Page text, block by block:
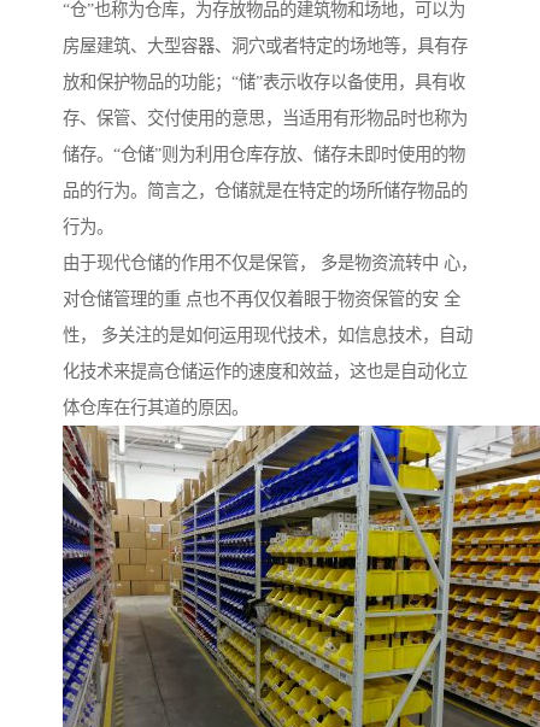
“仓”也称为仓库，为存放物品的建筑物和场地，可以为
房屋建筑、大型容器、洞穴或者特定的场地等，具有存
放和保护物品的功能；“储”表示收存以备使用，具有收
存、保管、交付使用的意思，当适用有形物品时也称为
储存。“仓储”则为利用仓库存放、储存未即时使用的物
品的行为。简言之，仓储就是在特定的场所储存物品的
行为。
由于现代仓储的作用不仅是保管， 多是物资流转中 心，
对仓储管理的重 点也不再仅仅着眼于物资保管的安 全
性， 多关注的是如何运用现代技术，如信息技术，自动
化技术来提高仓储运作的速度和效益，这也是自动化立
体仓库在行其道的原因。